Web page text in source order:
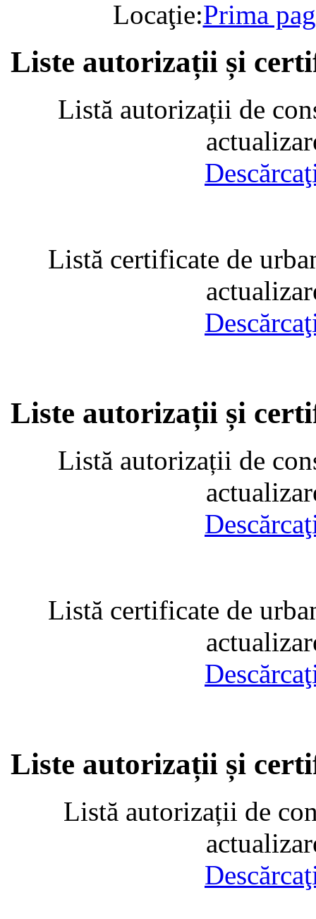
Locaţie:Prima
Liste autorizații și
Listă autorizații de
Listă certificate de
Liste autorizații și
Listă autorizații de
Listă certificate de
Liste autorizații și
Listă autorizații de